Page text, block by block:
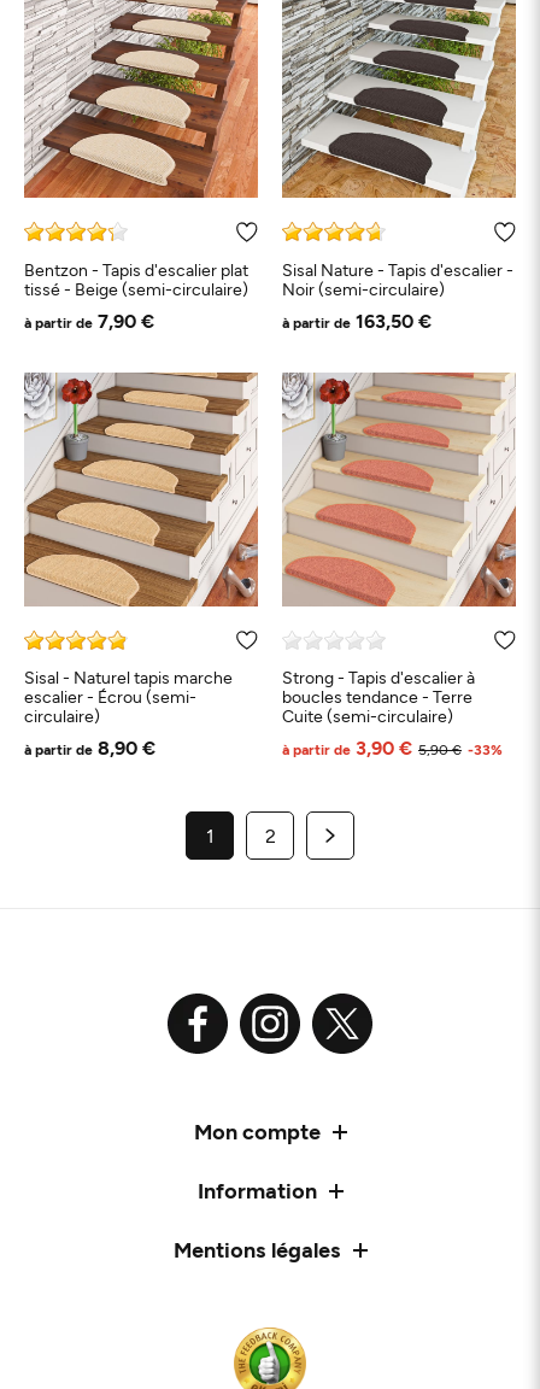
Bentzon - Tapis d'escalier plat
tissé - Beige (semi-circulaire)
à partir de 7,90 €
Sisal Nature - Tapis d'escalier -
Noir (semi-circulaire)
à partir de 163,50 €
Sisal - Naturel tapis marche
escalier - Écrou (semi-
circulaire)
à partir de 8,90 €
Strong - Tapis d'escalier à
boucles tendance - Terre
Cuite (semi-circulaire)
5,90 €
à partir de 3,90 € -33%
1 2
Mon compte
Information
Mentions légales